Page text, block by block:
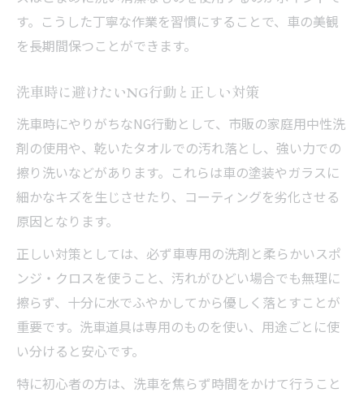
す。こうした丁寧な作業を習慣にすることで、車の美観
を長期間保つことができます。
洗車時に避けたいNG行動と正しい対策
洗車時にやりがちなNG行動として、市販の家庭用中性洗
剤の使用や、乾いたタオルでの汚れ落とし、強い力での
擦り洗いなどがあります。これらは車の塗装やガラスに
細かなキズを生じさせたり、コーティングを劣化させる
原因となります。
正しい対策としては、必ず車専用の洗剤と柔らかいスポ
ンジ・クロスを使うこと、汚れがひどい場合でも無理に
擦らず、十分に水でふやかしてから優しく落とすことが
重要です。洗車道具は専用のものを使い、用途ごとに使
い分けると安心です。
特に初心者の方は、洗車を焦らず時間をかけて行うこと